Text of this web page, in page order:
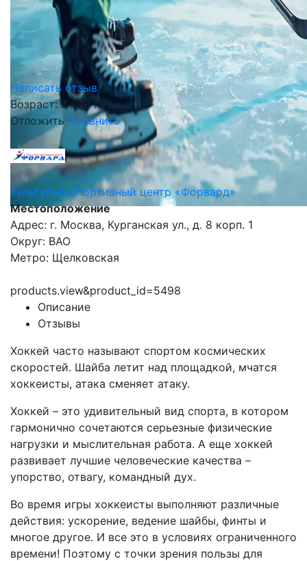
Написать отзыв
Возраст: 7 - 18 лет
Отложить Сравнить
Культурно-спортивный центр «Форвард»
Местоположение
Адрес: г. Москва, Курганская ул., д. 8 корп. 1
Округ: ВАО
Метро: Щелковская
products.view&product_id=5498
Описание
Отзывы
Хоккей часто называют спортом космических
скоростей. Шайба летит над площадкой, мчатся
хоккеисты, атака сменяет атаку.
Хоккей – это удивительный вид спорта, в котором
гармонично сочетаются серьезные физические
нагрузки и мыслительная работа. А еще хоккей
развивает лучшие человеческие качества –
упорство, отвагу, командный дух.
Во время игры хоккеисты выполняют различные
действия: ускорение, ведение шайбы, финты и
многое другое. И все это в условиях ограниченного
времени! Поэтому с точки зрения пользы для